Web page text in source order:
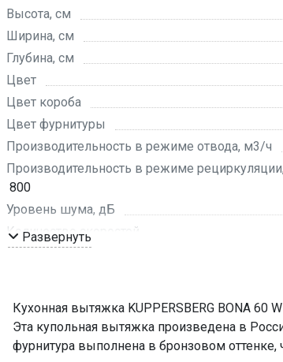
Высота, см
Ширина, см
Глубина, см
Цвет
Цвет короба
Цвет фурнитуры
Производительность в режиме отвода, м3/ч
Производительность в режиме
800
Уровень шума, дБ
Количество скоростей
Мощность подключения, Вт
Таймер
Развернуть
Кухонная вытяжка KUPPERSBERG BONA
Эта купольная вытяжка произведена в
фурнитура выполнена в бронзовом